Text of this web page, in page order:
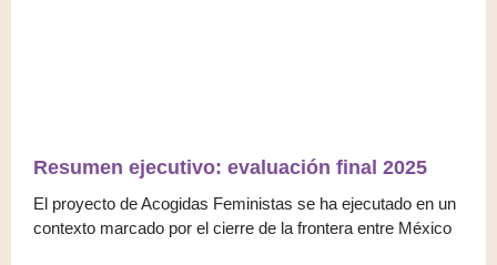
Resumen ejecutivo: evaluación final 2025
El proyecto de Acogidas Feministas se ha ejecutado en un
contexto marcado por el cierre de la frontera entre México